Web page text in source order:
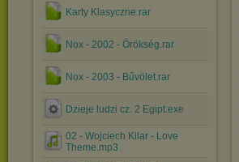
Karty Klasyczne.rar
Nox - 2002 - Örökség.rar
Nox - 2003 - Bűvölet.rar
Dzieje ludzi cz. 2 Egipt.exe
02 - Wojciech Kilar - Love
Theme.mp3